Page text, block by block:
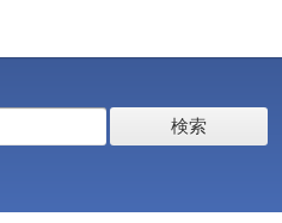
検索